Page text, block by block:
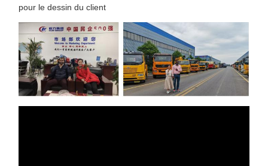
pour le dessin du client